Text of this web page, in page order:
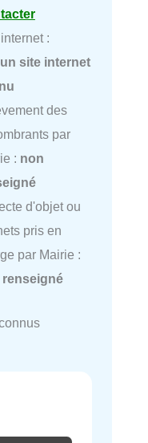
:
site internet
des
par
: non
d'objet ou
pris en
par Mairie :
renseigné